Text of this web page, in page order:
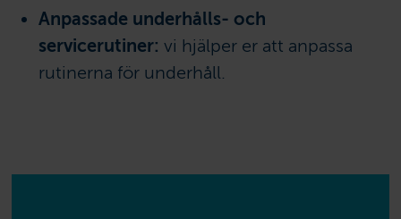
Anpassade underhålls- och
servicerutiner: vi hjälper er att anpassa
rutinerna för underhåll.